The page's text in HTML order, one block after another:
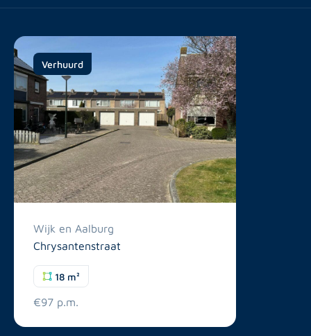
Verhuurd
Wijk en Aalburg
Chrysantenstraat
18 m²
€97 p.m.